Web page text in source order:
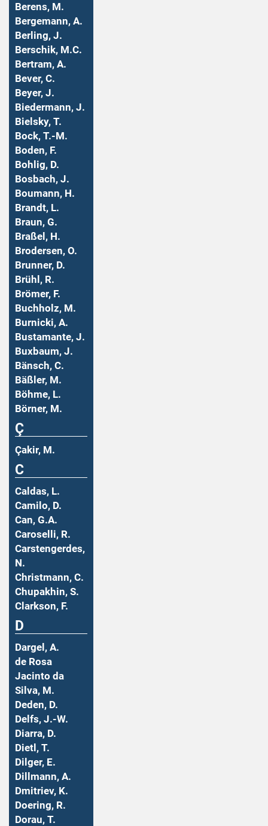
Berens, M.
Bergemann, A.
Berling, J.
Berschik, M.C.
Bertram, A.
Bever, C.
Beyer, J.
Biedermann, J.
Bielsky, T.
Bock, T.-M.
Boden, F.
Bohlig, D.
Bosbach, J.
Boumann, H.
Brandt, L.
Braun, G.
Braßel, H.
Brodersen, O.
Brunner, D.
Brühl, R.
Brömer, F.
Buchholz, M.
Burnicki, A.
Bustamante, J.
Buxbaum, J.
Bänsch, C.
Bäßler, M.
Böhme, L.
Börner, M.
Ç
Çakir, M.
C
Caldas, L.
Camilo, D.
Can, G.A.
Caroselli, R.
Carstengerdes,
N.
Christmann, C.
Chupakhin, S.
Clarkson, F.
D
Dargel, A.
de Rosa
Jacinto da
Silva, M.
Deden, D.
Delfs, J.-W.
Diarra, D.
Dietl, T.
Dilger, E.
Dillmann, A.
Dmitriev, K.
Doering, R.
Dorau, T.